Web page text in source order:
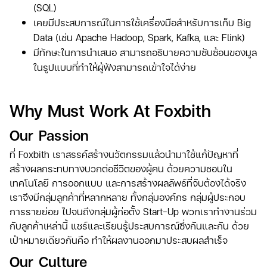
(SQL)
เคยมีประสบการณ์ในการใช้เครื่องมือสำหรับการเก็บ Big
Data (เช่น Apache Hadoop, Spark, Kafka, และ Flink)
มีทักษะในการนำเสนอ สามารถอธิบายความซับซ้อนของมูล
ในรูปแบบที่ทำให้ผู้ฟังสามารถเข้าใจได้ง่าย
Why Must Work At Foxbith
Our Passion
ที่ Foxbith เราสรรค์สร้างนวัตกรรมแล้วนำมาใช้แก้ปัญหาที่
สร้างผลกระทบทางบวกต่อชีวิตของผู้คน ด้วยความชอบใน
เทคโนโลยี การออกแบบ และการสร้างผลลัพธ์ที่จับต้องได้จริง
เราจึงมีกลุ่มลูกค้าที่หลากหลาย ทั้งกลุ่มองค์กร กลุ่มผู้ประกอบ
การรายย่อย ไปจนถึงกลุ่มผู้ก่อตั้ง Start-Up พวกเราทำงานร่วม
กับลูกค้าเหล่านี้ แชร์และเรียนรู้ประสบการณ์ซึ่งกันและกัน ด้วย
เป้าหมายเดียวกันคือ ทำให้ผลงานออกมาประสบผลสำเร็จ
Our Culture